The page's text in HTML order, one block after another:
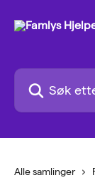
Søk etter
Alle samlinger